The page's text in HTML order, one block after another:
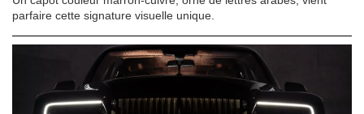
parfaire cette signature visuelle unique.